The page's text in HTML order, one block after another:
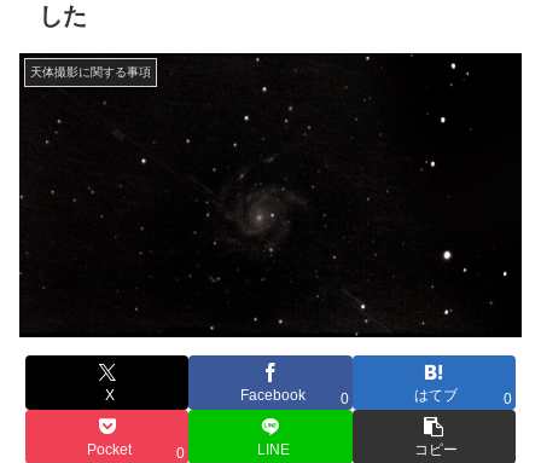
した
天体撮影に関する事項
X Facebook 0 はてブ 0
Pocket 0 LINE コピー